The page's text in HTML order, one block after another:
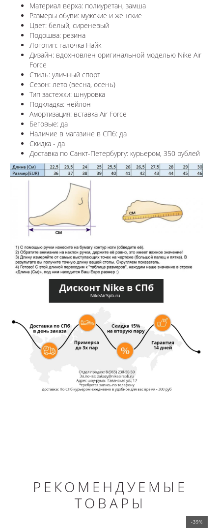
Материал верха: полиуретан, замша
Размеры обуви: мужские и женские
Цвет: белый, сиреневый
Подошва: резина
Логотип: галочка Найк
Дизайн: вдохновлен оригинальной моделью Nike Air
Force
Стиль: уличный спорт
Сезон: лето (весна, осень)
Тип застежки: шнуровка
Подкладка: нейлон
Амортизация: вставка Air Force
Беговые: да
Наличие в магазине в СПб: да
Скидка - да
Доставка по Санкт-Петербургу: курьером, 350 рублей
РЕКОМЕНДУЕМЫЕ
ТОВАРЫ
-39%